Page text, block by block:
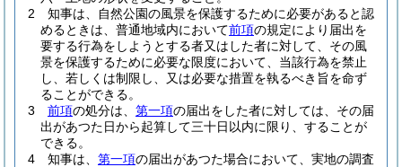
2
知事は、自然公園の風景を保護するために必要があると認
めるときは、普通地域内において前項の規定により届出を
要する行為をしようとする者又はした者に対して、その風
景を保護するために必要な限度において、当該行為を禁止
し、若しくは制限し、又は必要な措置を執るべき旨を命ず
ることができる。
3
前項の処分は、 第一項の届出をした者に対しては、その届
出があつた日から起算して三十日以内に限り、することが
できる。
4
知事は、 第一項の届出があつた場合において、実地の調査